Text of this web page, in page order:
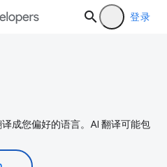
登录
成您偏好的语言。AI 翻译可能包